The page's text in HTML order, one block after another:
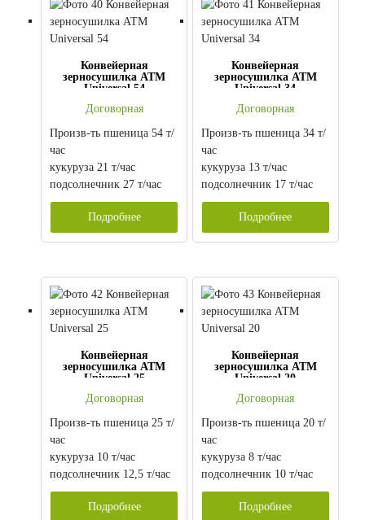
Конвейерная
зерносушилка АТМ
Universal 54
Договорная
Произв-ть пшеница 54 т/
час
кукуруза 21 т/час
подсолнечник 27 т/час
Подробнее
Конвейерная
зерносушилка АТМ
Universal 34
Договорная
Произв-ть пшеница 34 т/
час
кукуруза 13 т/час
подсолнечник 17 т/час
Подробнее
Конвейерная
зерносушилка АТМ
Universal 25
Договорная
Произв-ть пшеница 25 т/
час
кукуруза 10 т/час
подсолнечник 12,5 т/час
Подробнее
Конвейерная
зерносушилка АТМ
Universal 20
Договорная
Произв-ть пшеница 20 т/
час
кукуруза 8 т/час
подсолнечник 10 т/час
Подробнее